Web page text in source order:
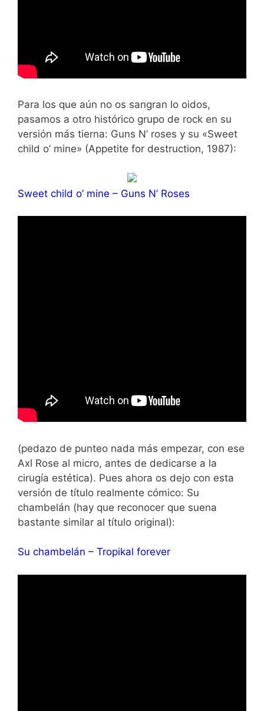
Para los que aún no os sangran lo oidos,
pasamos a otro histórico grupo de rock en su
versión más tierna: Guns N’ roses y su «Sweet
child o’ mine» (Appetite for destruction, 1987):
Sweet child o’ mine – Guns N’ Roses
(pedazo de punteo nada más empezar, con ese
Axl Rose al micro, antes de dedicarse a la
cirugía estética). Pues ahora os dejo con esta
versión de título realmente cómico: Su
chambelán (hay que reconocer que suena
bastante similar al título original):
Su chambelán – Tropikal forever